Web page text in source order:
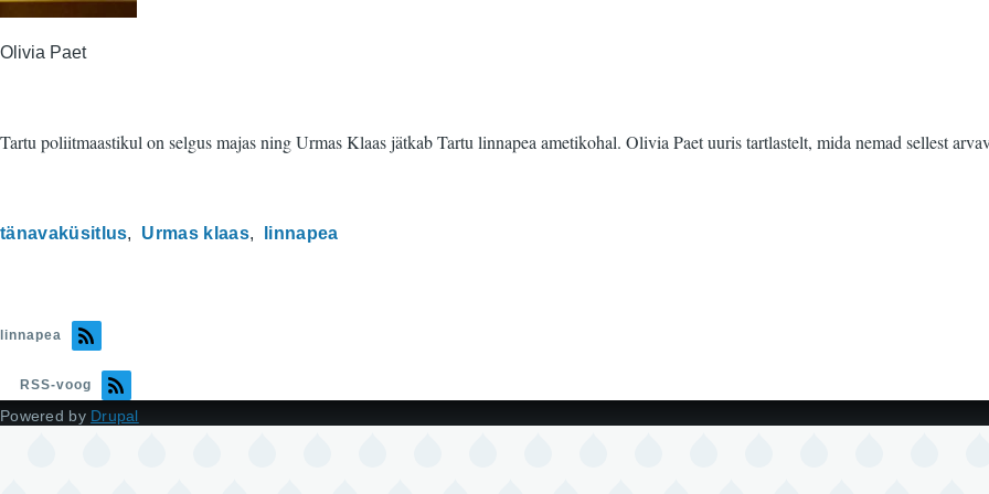
Olivia Paet
Tartu poliitmaastikul on selgus majas ning Urmas Klaas jätkab Tartu linnapea ametikohal. Olivia Paet uuris tartlastelt, mida nemad sellest
tänavaküsitlus Urmas klaas linnapea
linnapea
RSS-voog
Powered by Drupal